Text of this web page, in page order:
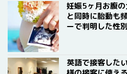
妊娠5ヶ月お腹
と同時に胎動も
ーで判明した性
英語で接客した